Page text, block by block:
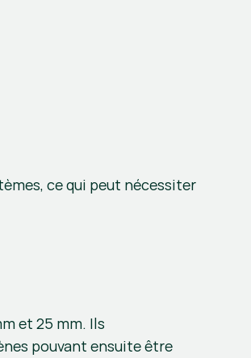
ce qui peut nécessiter
et 25 mm. Ils
pouvant ensuite être